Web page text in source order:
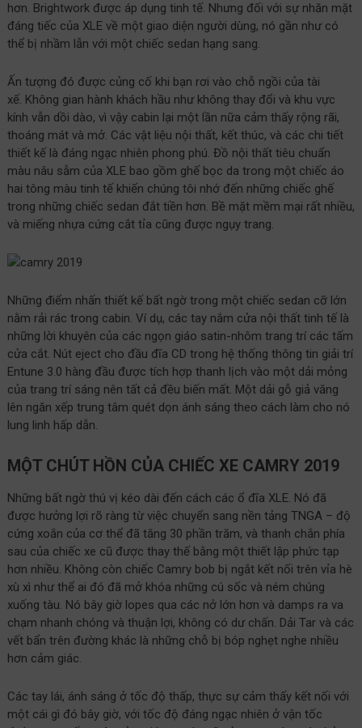
hơn. Brightwork được áp dụng tinh tế. Nhưng đối với sự nhăn mặt
đáng tiếc của XLE về một giao diện người dùng, nó gần như có
thể bị nhầm lẫn với một chiếc sedan hạng sang.
Ấn tượng đó được củng cố khi bạn rơi vào chỗ ngồi của tài
xế. Không gian hành khách hầu như không thay đổi và khu vực
kính vẫn dồi dào, vì vậy cabin lại một lần nữa cảm thấy rộng rãi,
thoáng mát và mở. Các vật liệu nội thất, kết thúc, và các chi tiết
thiết kế là đáng ngạc nhiên phong phú. Đồ nội thất tiêu chuẩn
màu nâu sẫm của XLE bao gồm ghế bọc da trong một chiếc áo
hai tông màu tinh tế khiến chúng tôi nhớ đến những chiếc ghế
trong những chiếc sedan đắt tiền hơn. Bề mặt mềm mại rất nhiều,
và miếng nhựa cứng cắt tỉa cũng được ngụy trang.
Những điểm nhấn thiết kế bất ngờ trong một chiếc sedan cỡ lớn
nằm rải rác trong cabin. Ví dụ, các tay nắm cửa nội thất tinh tế là
những lời khuyên của các ngọn giáo satin-nhôm trang trí các tấm
cửa cắt. Nút eject cho đầu đĩa CD trong hệ thống thông tin giải trí
Entune 3.0 hàng đầu được tích hợp thanh lịch vào một dải mỏng
của trang trí sáng nên tất cả đều biến mất. Một dải gỗ giả văng
lên ngăn xếp trung tâm quét dọn ánh sáng theo cách làm cho nó
lung linh hấp dẫn.
MỘT CHÚT HỒN CỦA CHIẾC XE CAMRY 2019
Những bất ngờ thú vị kéo dài đến cách các ổ đĩa XLE. Nó đã
được hưởng lợi rõ ràng từ việc chuyển sang nền tảng TNGA – độ
cứng xoắn của cơ thể đã tăng 30 phần trăm, và thanh chắn phía
sau của chiếc xe cũ được thay thế bằng một thiết lập phức tạp
hơn nhiều. Không còn chiếc Camry bob bị ngắt kết nối trên vỉa hè
xù xì như thể ai đó đã mở khóa những cú sốc và ném chúng
xuống tàu. Nó bây giờ lopes qua các nở lớn hơn và damps ra va
chạm nhanh chóng và thuận lợi, không có dư chấn. Dải Tar và các
vết bẩn trên đường khác là những chỗ bị bóp nghẹt nghe nhiều
hơn cảm giác.
Các tay lái, ánh sáng ở tốc độ thấp, thực sự cảm thấy kết nối với
một cái gì đó bây giờ, với tốc độ đáng ngạc nhiên ở vận tốc